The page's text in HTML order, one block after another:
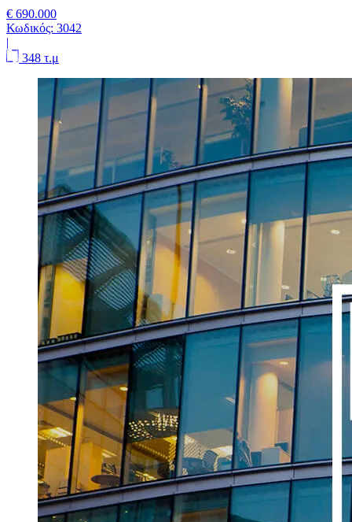
€ 690.000
Κωδικός: 3042
|
348 τ.μ